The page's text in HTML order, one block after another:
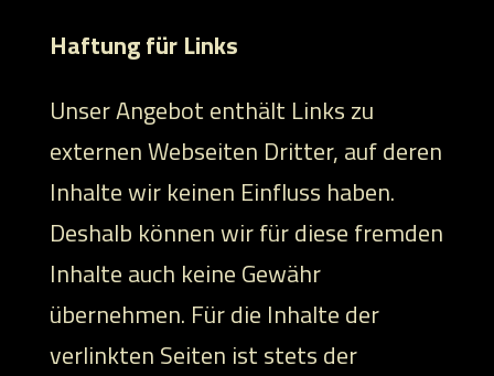
Haftung für Links
Unser Angebot enthält Links zu
externen Webseiten Dritter, auf deren
Inhalte wir keinen Einfluss haben.
Deshalb können wir für diese fremden
Inhalte auch keine Gewähr
übernehmen. Für die Inhalte der
verlinkten Seiten ist stets der